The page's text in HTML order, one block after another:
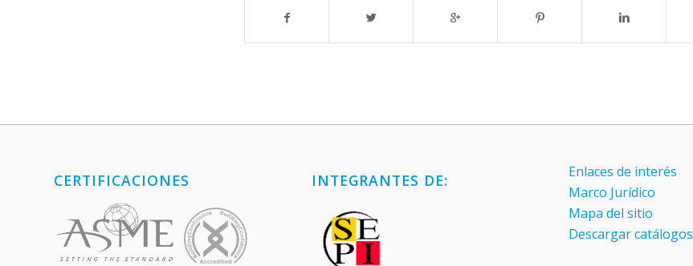
CERTIFICACIONES INTEGRANTES DE:
Enlaces de interés
Marco Jurídico
Mapa del sitio
Descargar catálogos